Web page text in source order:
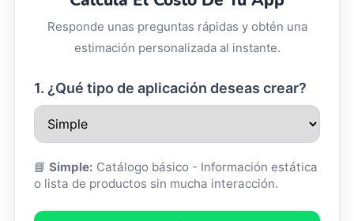
Responde unas preguntas rápidas y obtén una
estimación personalizada al instante.
1. ¿Qué tipo de aplicación deseas crear?
📘 Simple: Catálogo básico - Información estática
o lista de productos sin mucha interacción.